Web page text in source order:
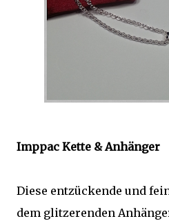
Imppac Kette & Anhänger
Diese entzückende und
dem glitzerenden